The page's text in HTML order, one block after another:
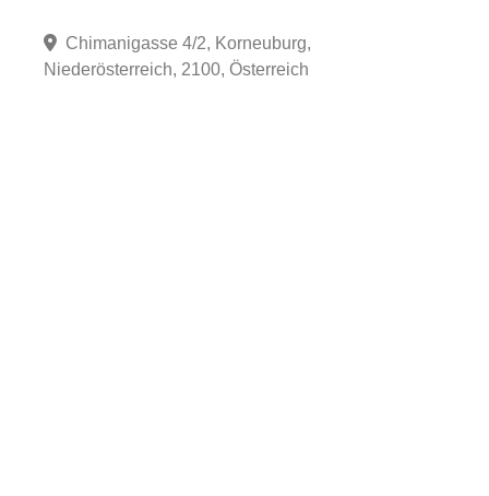
Chimanigasse 4/2, Korneuburg,
Niederösterreich, 2100, Österreich